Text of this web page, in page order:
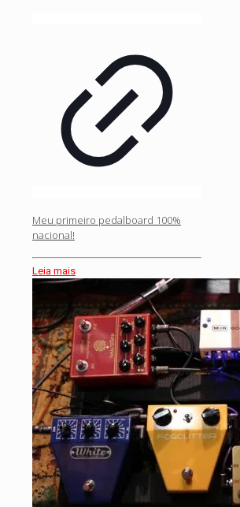
Meu primeiro pedalboard 100%
nacional!
Leia mais